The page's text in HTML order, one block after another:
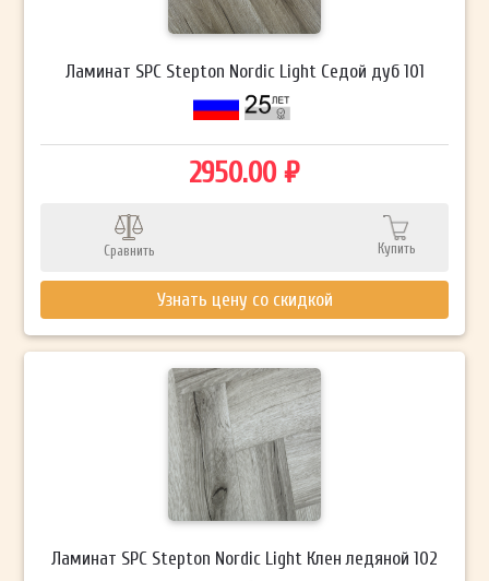
Ламинат SPC Stepton Nordic Light Седой дуб 101
2950.00 ₽
Сравнить Купить
Узнать цену со скидкой
Ламинат SPC Stepton Nordic Light Клен ледяной 102